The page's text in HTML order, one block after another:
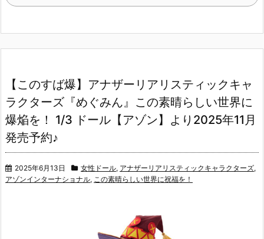
【このすば爆】アナザーリアリスティックキャ
ラクターズ『めぐみん』この素晴らしい世界に
爆焔を！ 1/3 ドール【アゾン】より2025年11月
発売予約♪
2025年6月13日 女性ドール, アナザーリアリスティックキャラクターズ,
アゾンインターナショナル, この素晴らしい世界に祝福を！